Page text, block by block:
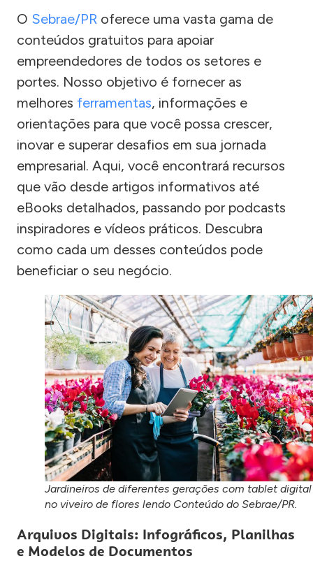
O Sebrae/PR oferece uma vasta gama de
conteúdos gratuitos para apoiar
empreendedores de todos os setores e
portes. Nosso objetivo é fornecer as
melhores ferramentas, informações e
orientações para que você possa crescer,
inovar e superar desafios em sua jornada
empresarial. Aqui, você encontrará recursos
que vão desde artigos informativos até
eBooks detalhados, passando por podcasts
inspiradores e vídeos práticos. Descubra
como cada um desses conteúdos pode
beneficiar o seu negócio.
Jardineiros de diferentes gerações com tablet digital
no viveiro de flores lendo Conteúdo do Sebrae/PR.
Arquivos Digitais: Infográficos, Planilhas
e Modelos de Documentos